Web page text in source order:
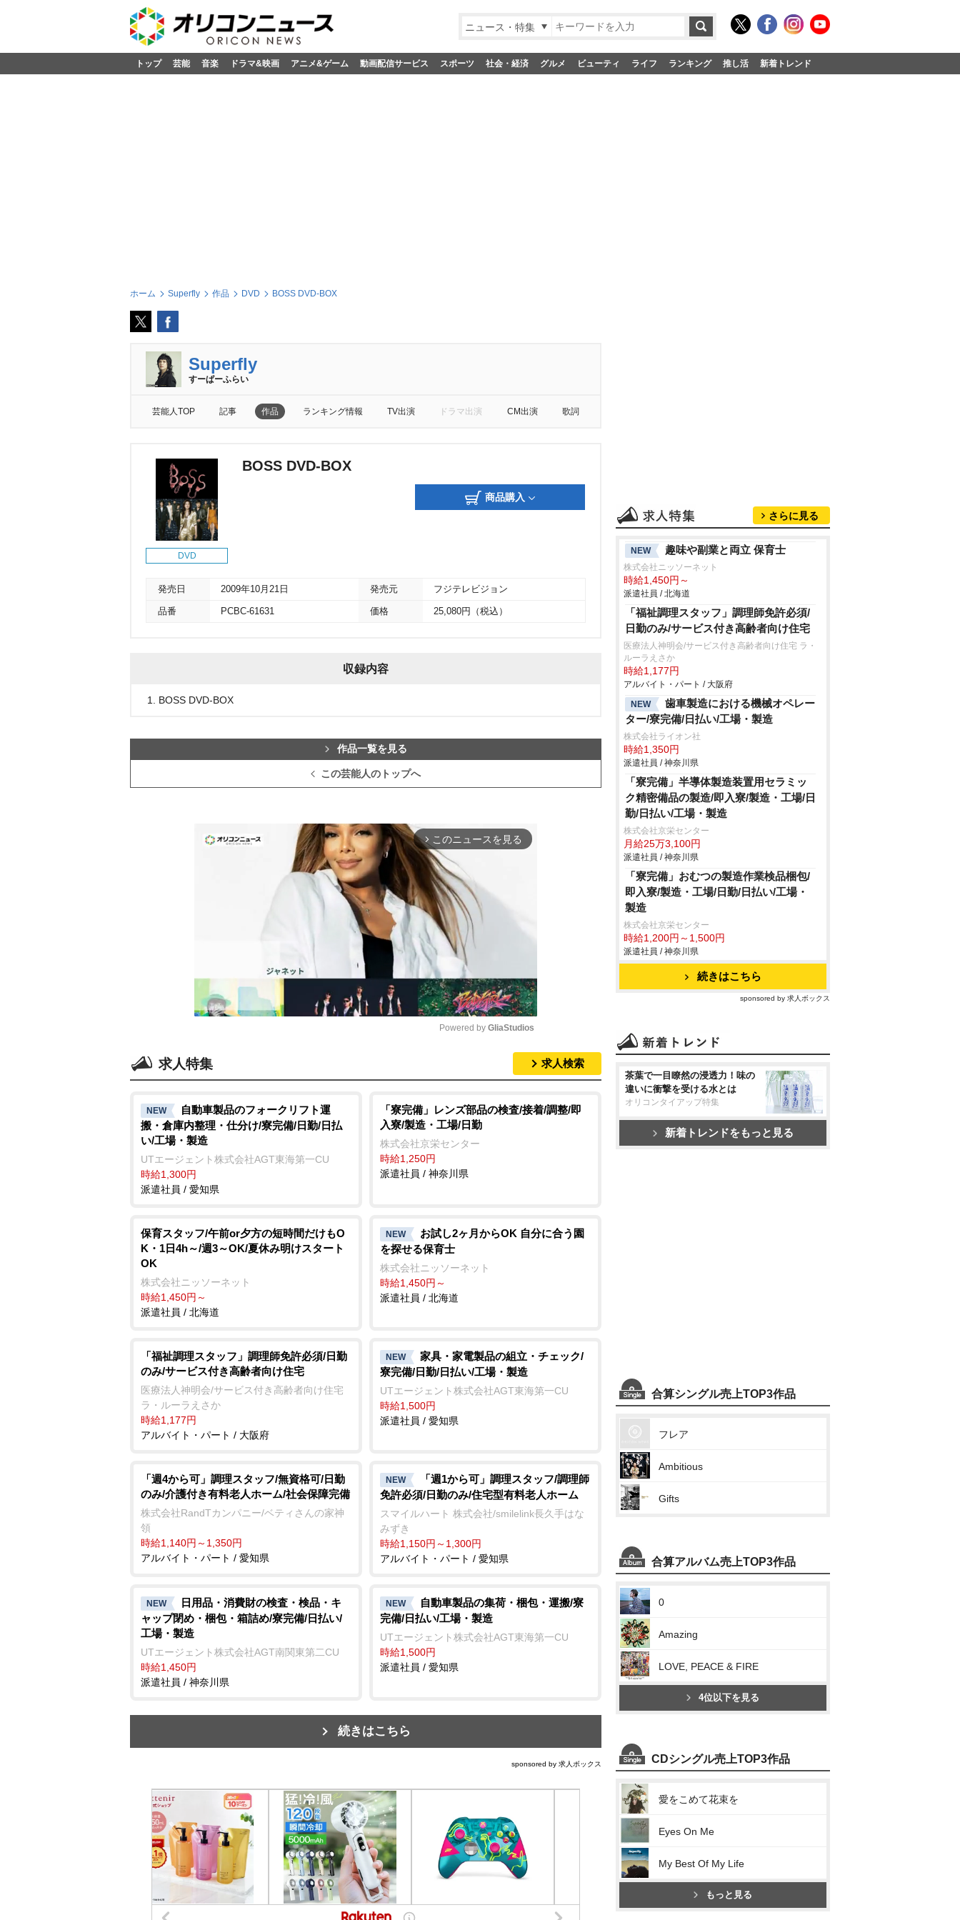
ニュース・特集
トップ 芸能 音楽 ドラマ&映画 アニメ&ゲーム 動画配信サービス スポーツ 社会・経済 グルメ ビューティ ライフ ランキング 推し活 新着トレンド
ホーム Superfly 作品 DVD BOSS DVD-BOX
Superfly
すーぱーふらい
芸能人TOP 記事 作品 ランキング情報 TV出演 ドラマ出演 CM出演 歌詞
DVD
BOSS DVD-BOX
商品購入
発売日 2009年10月21日 発売元 フジテレビジョン
品番 PCBC-61631 価格 25,080円（税込）
収録内容
1. BOSS DVD-BOX
作品一覧を見る
この芸能人のトップへ
arrow_forward_ios このニュースを見る
t
e
Powered by GliaStudios
求人特集 求人検索
NEW
自動車製品のフォークリフト運
搬・倉庫内整理・仕分け/寮完備/日勤/日払
い/工場・製造
UTエージェント株式会社AGT東海第一CU
時給1,300円
派遣社員 / 愛知県
「寮完備」レンズ部品の検査/接着/調整/即
入寮/製造・工場/日勤
株式会社京栄センター
時給1,250円
派遣社員 / 神奈川県
保育スタッフ/午前or夕方の短時間だけもO
K・1日4h～/週3～OK/夏休み明けスタート
OK
株式会社ニッソーネット
時給1,450円～
派遣社員 / 北海道
NEW
お試し2ヶ月からOK 自分に合う園
を探せる保育士
株式会社ニッソーネット
時給1,450円～
派遣社員 / 北海道
「福祉調理スタッフ」調理師免許必須/日勤
のみ/サービス付き高齢者向け住宅
医療法人神明会/サービス付き高齢者向け住宅
ラ・ルーラえさか
時給1,177円
アルバイト・パート / 大阪府
NEW
家具・家電製品の組立・チェック/
寮完備/日勤/日払い/工場・製造
UTエージェント株式会社AGT東海第一CU
時給1,500円
派遣社員 / 愛知県
「週4から可」調理スタッフ/無資格可/日勤
のみ/介護付き有料老人ホーム/社会保障完備
株式会社RandTカンパニー/ベティさんの家神
領
時給1,140円～1,350円
アルバイト・パート / 愛知県
NEW
「週1から可」調理スタッフ/調理師
免許必須/日勤のみ/住宅型有料老人ホーム
スマイルハート 株式会社/smilelink長久手はな
みずき
時給1,150円～1,300円
アルバイト・パート / 愛知県
NEW
日用品・消費財の検査・検品・キ
ャップ閉め・梱包・箱詰め/寮完備/日払い/
工場・製造
UTエージェント株式会社AGT南関東第二CU
時給1,450円
派遣社員 / 神奈川県
NEW
自動車製品の集荷・梱包・運搬/寮
完備/日払い/工場・製造
UTエージェント株式会社AGT東海第一CU
時給1,500円
派遣社員 / 愛知県
続きはこちら
sponsored by 求人ボックス
さらに見る
NEW 趣味や副業と両立 保育士
株式会社ニッソーネット
時給1,450円～
派遣社員 / 北海道
「福祉調理スタッフ」調理師免許必須/
日勤のみ/サービス付き高齢者向け住宅
医療法人神明会/サービス付き高齢者向け住宅 ラ・
ルーラえさか
時給1,177円
アルバイト・パート / 大阪府
NEW
歯車製造における機械オペレー
ター/寮完備/日払い/工場・製造
株式会社ライオン社
時給1,350円
派遣社員 / 神奈川県
「寮完備」半導体製造装置用セラミッ
ク精密備品の製造/即入寮/製造・工場/日
勤/日払い/工場・製造
株式会社京栄センター
月給25万3,100円
派遣社員 / 神奈川県
「寮完備」おむつの製造作業検品梱包/
即入寮/製造・工場/日勤/日払い/工場・
製造
株式会社京栄センター
時給1,200円～1,500円
派遣社員 / 神奈川県
続きはこちら
sponsored by 求人ボックス
茶葉で一目瞭然の浸透力！味の
違いに衝撃を受ける水とは
オリコンタイアップ特集
新着トレンドをもっと見る
合算シングル売上TOP3作品
フレア
Ambitious
Gifts
合算アルバム売上TOP3作品
0
Amazing
LOVE, PEACE & FIRE
4位以下を見る
CDシングル売上TOP3作品
愛をこめて花束を
Eyes On Me
My Best Of My Life
もっと見る